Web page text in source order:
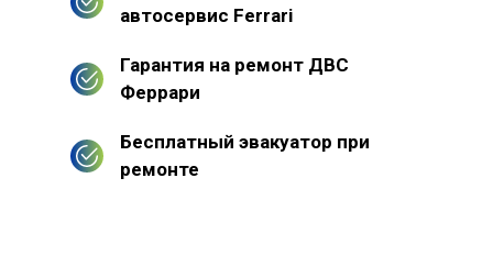
автосервис Ferrari
Гарантия на ремонт ДВС
Феррари
Бесплатный эвакуатор при
ремонте